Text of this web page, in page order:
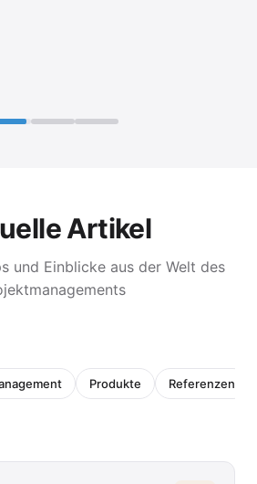
Artikel
und Einblicke aus der Welt des
Produkte Referenzen